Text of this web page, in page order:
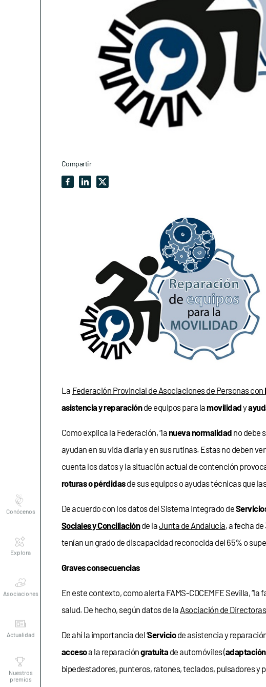
premios
Compartir
La Federación Provincial de Asociaciones de Personas con
asistencia y reparaciónde equipos para lamovilidady
Como explica la Federación, “lanueva normalidad no debe
ayudan en su vida diaria y en sus rutinas. Estas no deben
cuenta los datos y la situación actual de contención
roturas o pérdidasde sus equipos o ayudas técnicas que
De acuerdo con los datos del Sistema Integrado de
Sociales y Conciliaciónde laJunta de Andalucía, a fecha
tenían un grado de discapacidad reconocida del 65% o
Graves consecuencias
En este contexto, como alerta FAMS-COCEMFE Sevilla,
salud. De hecho, según datos de la Asociación de
De ahí la importancia del ‘Serviciode asistencia y
accesoa la reparacióngratuita de automóviles (adaptación
bipedestadores, punteros, ratones, teclados, pulsadores y